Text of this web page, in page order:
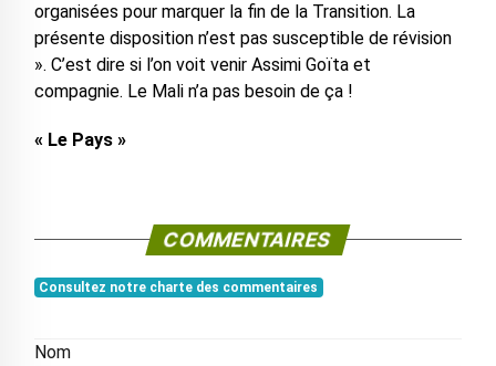
organisées pour marquer la fin de la Transition. La
présente disposition n’est pas susceptible de révision
». C’est dire si l’on voit venir Assimi Goïta et
compagnie. Le Mali n’a pas besoin de ça !
« Le Pays »
COMMENTAIRES
Consultez notre charte des commentaires
Nom